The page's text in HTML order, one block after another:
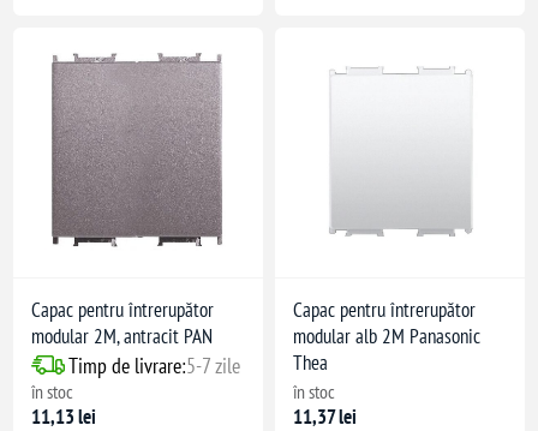
Capac pentru întrerupător
modular 2M, antracit PAN
Timp de livrare:5-7 zile
în stoc
11,13 lei
Capac pentru întrerupător
modular alb 2M Panasonic
Thea
în stoc
11,37 lei